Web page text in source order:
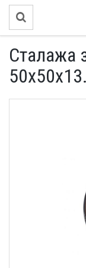
Сталажа